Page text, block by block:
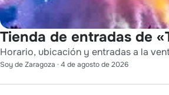
Tienda de entradas de
Horario, ubicación y entradas a la
Soy de Zaragoza · 4 de agosto de 2026